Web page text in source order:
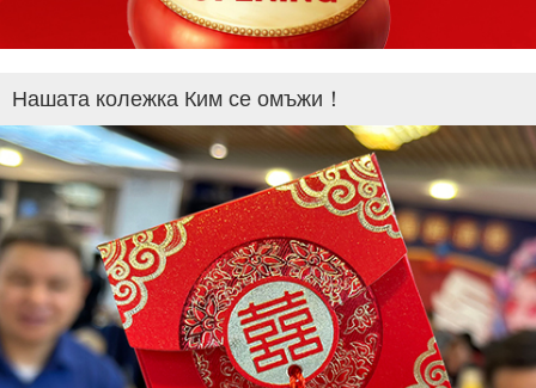
Нашата колежка Ким се омъжи！